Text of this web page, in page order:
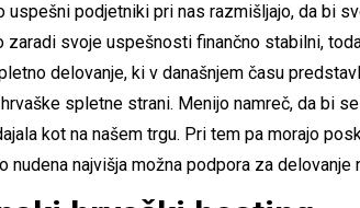
uspešni podjetniki pri nas razmišljajo, da bi
zaradi svoje uspešnosti finančno stabilni,
delovanje, ki v današnjem času
spletne strani. Menijo namreč, da bi
kot na našem trgu. Pri tem pa morajo
nudena najvišja možna podpora za delovanje